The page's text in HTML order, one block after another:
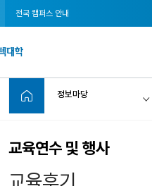
전국 캠퍼스 안내
정보마당
교육연수 및 행사
교육후기